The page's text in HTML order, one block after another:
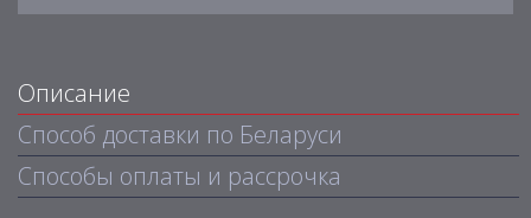
Описание
Способ доставки по Беларуси
Способы оплаты и рассрочка